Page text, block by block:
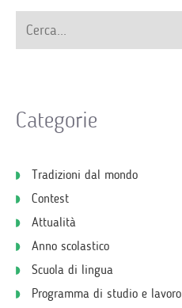
Categorie
Tradizioni dal mondo
Contest
Attualità
Anno scolastico
Scuola di lingua
Programma di studio e lavoro